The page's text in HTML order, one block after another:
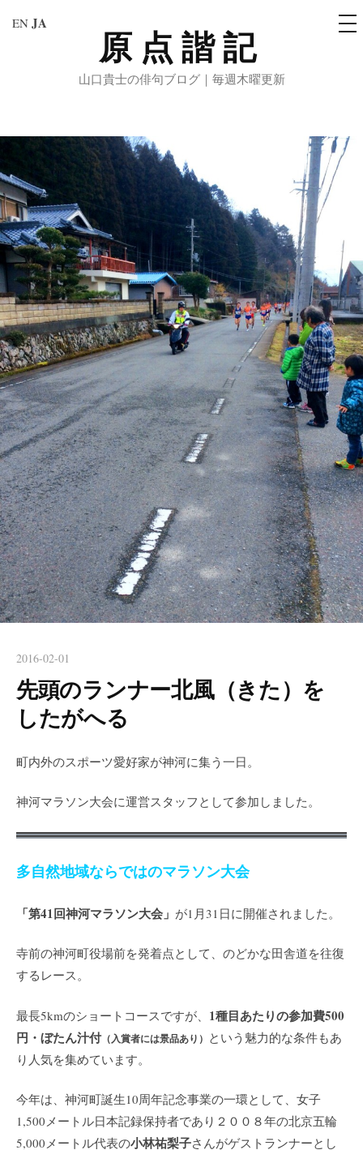
キ
ッ
プ
原点諧記
山口貴士の俳句ブログ｜毎週木曜更新
メ
ニ
2016-02-01
先頭のランナー北風（きた）を
したがへる
町内外のスポーツ愛好家が神河に集う一日。
神河マラソン大会に運営スタッフとして参加しました。
多自然地域ならではのマラソン大会
「第41回神河マラソン大会」 が1月31日に開催されました。
寺前の神河町役場前を発着点として、のどかな田舎道を往復
するレース。
最長5kmのショートコースですが、 1種目あたりの参加費500
円・ぼたん汁付（入賞者には景品あり） という魅力的な条件もあ
り人気を集めています。
今年は、神河町誕生10周年記念事業の一環として、女子
1,500メートル日本記録保持者であり２００８年の北京五輪
5,000メートル代表の小林祐梨子さんがゲストランナーとし
EN JA